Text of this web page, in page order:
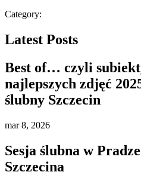
Category:
Latest Posts
Best of… czyli
najlepszych zdjęć
ślubny Szczecin
mar8, 2026
Sesja ślubna w
Szczecina